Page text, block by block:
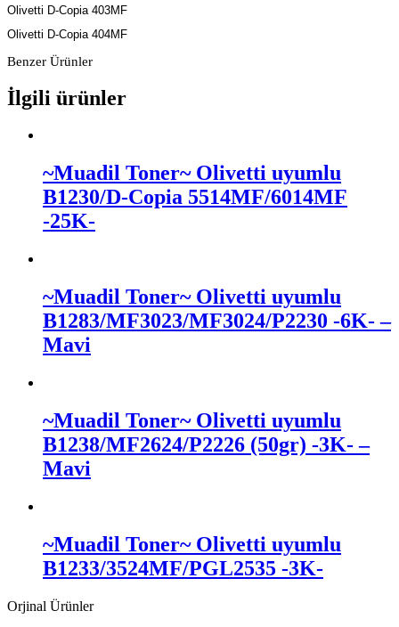
Olivetti D-Copia 403MF
Olivetti D-Copia 404MF
Benzer Ürünler
İlgili ürünler
~Muadil Toner~ Olivetti uyumlu
B1230/D-Copia 5514MF/6014MF
-25K-
~Muadil Toner~ Olivetti uyumlu
B1283/MF3023/MF3024/P2230 -6K- –
Mavi
~Muadil Toner~ Olivetti uyumlu
B1238/MF2624/P2226 (50gr) -3K- –
Mavi
~Muadil Toner~ Olivetti uyumlu
B1233/3524MF/PGL2535 -3K-
Orjinal Ürünler